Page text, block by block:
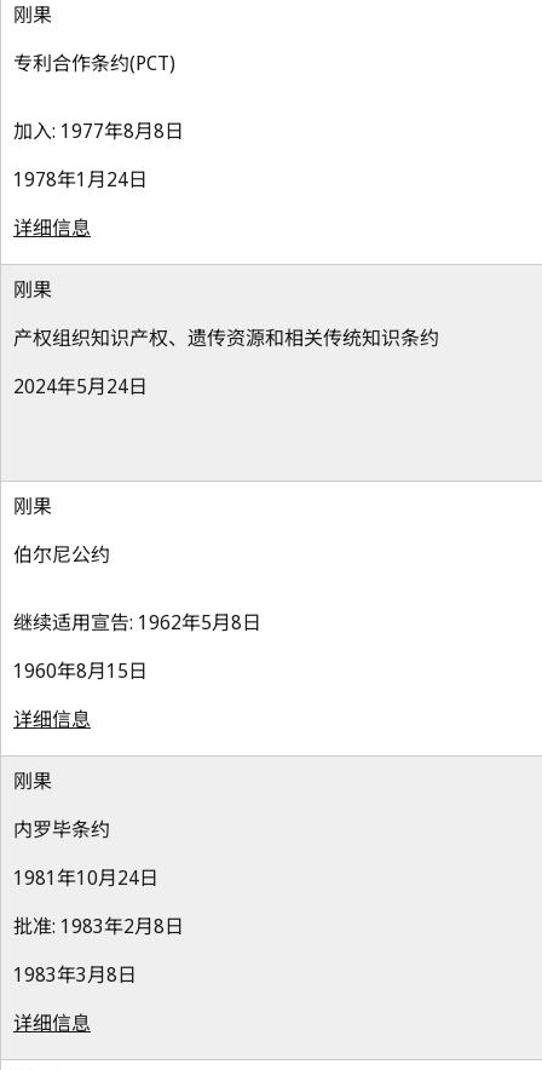
刚果
专利合作条约(PCT)
加入: 1977年8月8日
1978年1月24日
详细信息
刚果
产权组织知识产权、遗传资源和相关传统知识条约
2024年5月24日
刚果
伯尔尼公约
继续适用宣告: 1962年5月8日
1960年8月15日
详细信息
刚果
内罗毕条约
1981年10月24日
批准: 1983年2月8日
1983年3月8日
详细信息